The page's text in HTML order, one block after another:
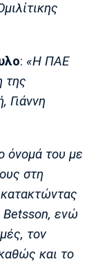
: «Η ΠΑΕ
της
Γιάννη
όνομά του με
στη
Betsson, ενώ
τον
και το